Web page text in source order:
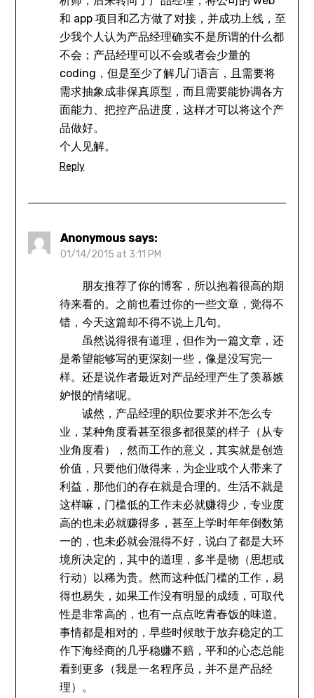
和 app 项目和乙方做了对接，并成功上线，至
少我个人认为产品经理确实不是所谓的什么都
不会；产品经理可以不会或者会少量的
coding，但是至少了解几门语言，且需要将
需求抽象成非保真原型，而且需要能协调各方
面能力、把控产品进度，这样才可以将这个产
品做好。
个人见解。
Reply
Anonymous says:
01/14/2015 at 3:11 PM
朋友推荐了你的博客，所以抱着很高的期
待来看的。之前也看过你的一些文章，觉得不
错，今天这篇却不得不说上几句。
虽然说得很有道理，但作为一篇文章，还
是希望能够写的更深刻一些，像是没写完一
样。还是说作者最近对产品经理产生了羡慕嫉
妒恨的情绪呢。
诚然，产品经理的职位要求并不怎么专
业，某种角度看甚至很多都很菜的样子（从专
业角度看），然而工作的意义，其实就是创造
价值，只要他们做得来，为企业或个人带来了
利益，那他们的存在就是合理的。生活不就是
这样嘛，门槛低的工作未必就赚得少，专业度
高的也未必就赚得多，甚至上学时年年倒数第
一的，也未必就会混得不好，说白了都是大环
境所决定的，其中的道理，多半是物（思想或
行动）以稀为贵。然而这种低门槛的工作，易
得也易失，如果工作没有明显的成绩，可取代
性是非常高的，也有一点点吃青春饭的味道。
事情都是相对的，早些时候敢于放弃稳定的工
作下海经商的几乎稳赚不赔，平和的心态总能
看到更多（我是一名程序员，并不是产品经
理）。